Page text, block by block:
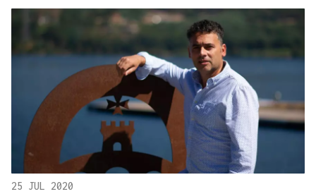
25 JUL 2020